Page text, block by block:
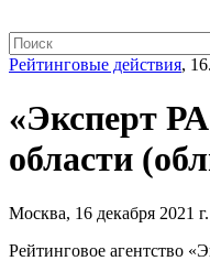
Рейтинговые действия,
«Эксперт
области
Москва, 16 декабря 2021 г.
Рейтинговое агентство